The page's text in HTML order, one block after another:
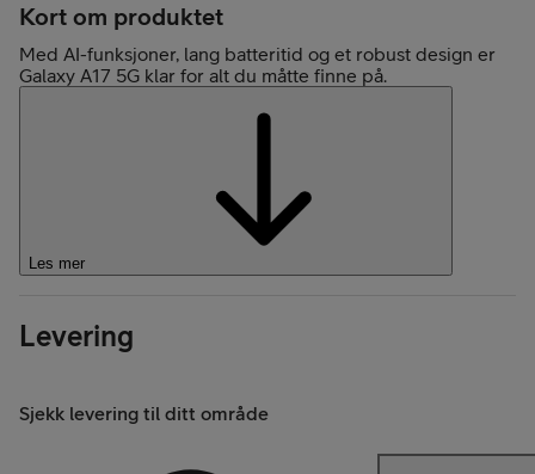
Kort om produktet
Med AI-funksjoner, lang batteritid og et robust design er
Galaxy A17 5G klar for alt du måtte finne på.
Les mer
Levering
Sjekk levering til ditt område